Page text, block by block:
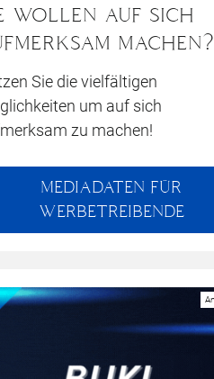
zu
wollen auf sich
machen?
Sie die vielfältigen
um auf sich
zu machen!
MEDIADATEN FÜR
WERBETREIBENDE